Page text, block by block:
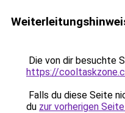
Die von dir besuchte
https://
Falls du diese Seite
du zur vorherigen